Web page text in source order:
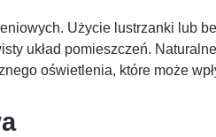
Użycie lustrzanki lub
układ pomieszczeń.
oświetlenia, które może